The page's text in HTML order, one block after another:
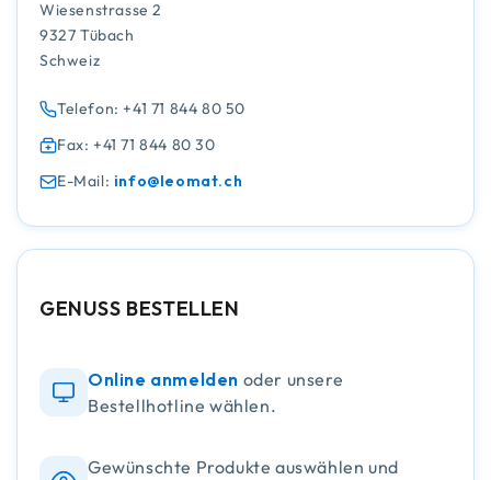
Wiesenstrasse 2
9327 Tübach
Schweiz
Telefon: +41 71 844 80 50
Fax: +41 71 844 80 30
E-Mail: info@leomat.ch
GENUSS BESTELLEN
Online anmelden oder unsere
Bestellhotline wählen.
Gewünschte Produkte auswählen und